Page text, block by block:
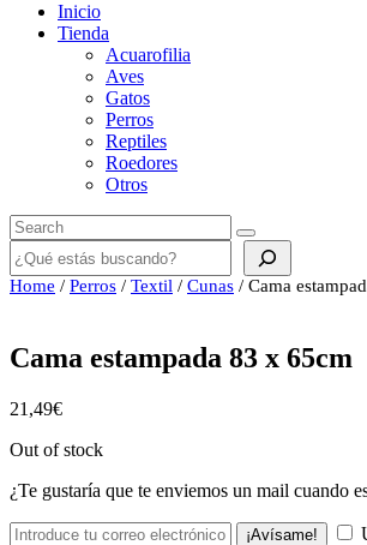
Inicio
Tienda
Acuarofilia
Aves
Gatos
Perros
Reptiles
Roedores
Otros
Buscar
Home / Perros / Textil / Cunas / Cama
Cama estampada 83 x 65cm
21,49€
Out of stock
¿Te gustaría que te enviemos un mail cuando
¡Avísame!